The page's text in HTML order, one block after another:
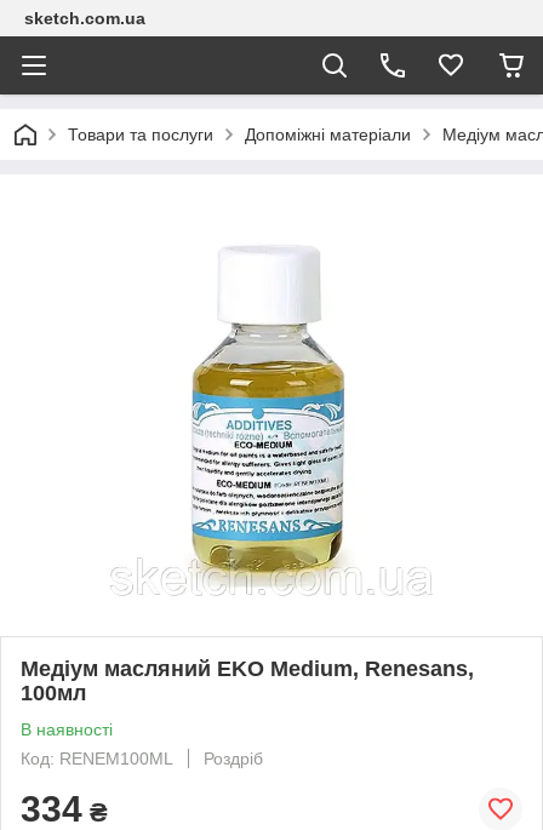
sketch.com.ua
Товари та послуги Допоміжні матеріали Медіум
Медіум масляний EKO Medium, Renesans,
100мл
В наявності
Код: RENEM100ML
Роздріб
334 ₴